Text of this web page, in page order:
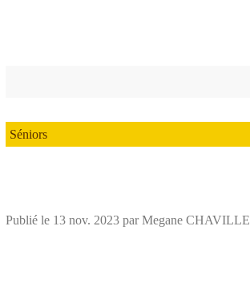
Séniors
Publié le 13 nov. 2023 par Megane CHAVILLE